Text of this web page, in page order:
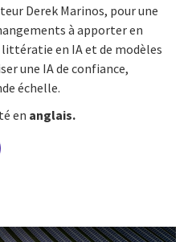
Derek Marinos, pour une
à apporter en
en IA et de modèles
une IA de confiance,
échelle.
en anglais.